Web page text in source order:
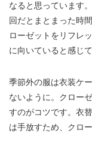
なると思っています
回だとまとまった時
ローゼットをリフレ
に向いていると感じて
季節外の服は衣装ケ
ないように。クロー
すのがコツです。衣
は手放すため、クロ